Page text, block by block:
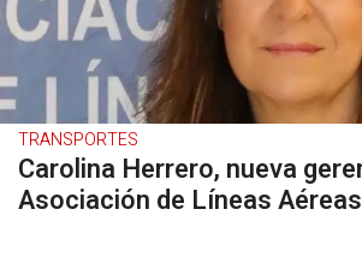
TRANSPORTES
Carolina Herrero, nueva
Asociación de Líneas